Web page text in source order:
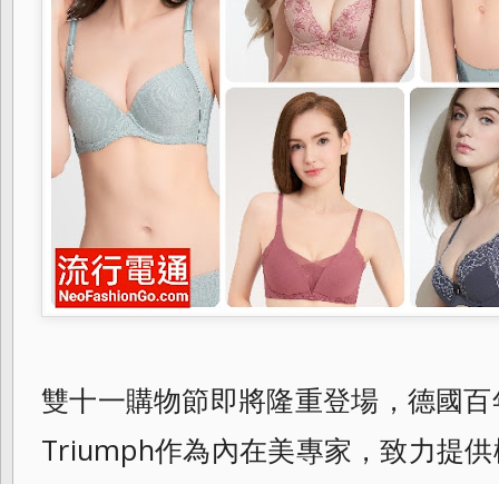
雙十一購物節即將隆重登場， 德國
Triumph作為內在美專家，致力提